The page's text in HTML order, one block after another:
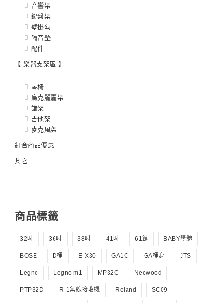
音響架
鍵盤架
壁掛勾
隔音墊
配件
【 樂器支架區 】
琴椅
烏克麗麗架
譜架
吉他架
麥克風架
組合商品優惠
其它
商品標籤
32吋 36吋 38吋 41吋 61鍵 BABY琴體
BOSE D桶 E-X30 GA1C GA桶身 JTS
Legno Legno m1 MP32C Neowood
PTP32D R-1無線接收機 Roland SC09